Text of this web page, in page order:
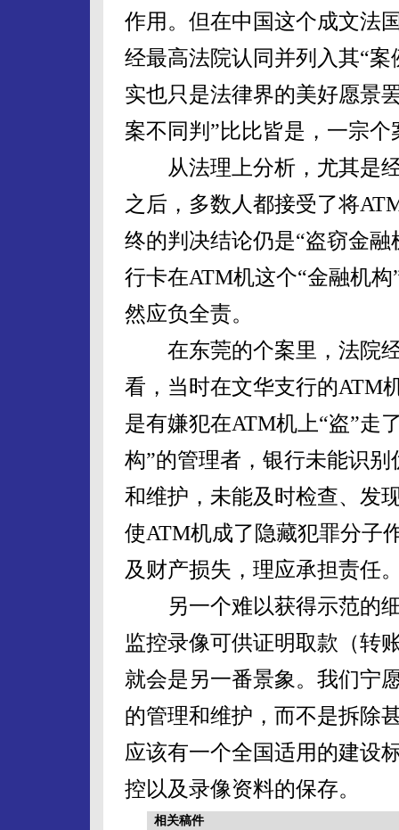
作用。但在中国这个成文法
经最高法院认同并列入其“
实也只是法律界的美好愿景
案不同判”比比皆是，一宗
从法理上分析，尤其是经
之后，多数人都接受了将
终的判决结论仍是“盗窃金
行卡在ATM机这个“金融机
然应负全责。
在东莞的个案里，法院经
看，当时在文华支行的ATM
是有嫌犯在ATM机上“盗”走
构”的管理者，银行未能识
和维护，未能及时检查、发
使ATM机成了隐藏犯罪分子
及财产损失，理应承担责任
另一个难以获得示范的细
监控录像可供证明取款（转
就会是另一番景象。我们宁
的管理和维护，而不是拆除
应该有一个全国适用的建设
控以及录像资料的保存。
相关稿件